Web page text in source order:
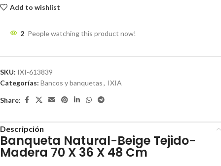
Add to wishlist
2 People watching this product now!
SKU: IXI-613839
Categorías: Bancos y banquetas, IXIA
Share:
Descripción
Banqueta Natural-Beige Tejido-
Madera 70 X 36 X 48 Cm